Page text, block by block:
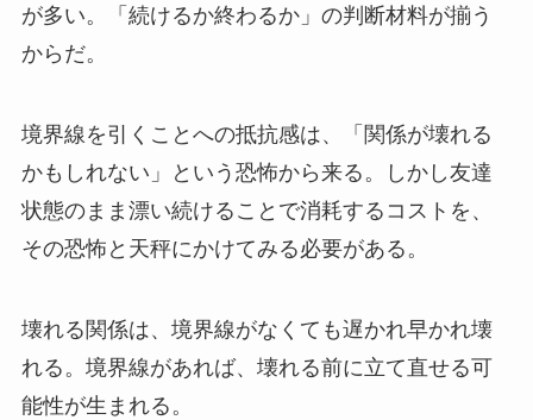
が多い。「続けるか終わるか」の判断材料が揃う
からだ。
境界線を引くことへの抵抗感は、「関係が壊れる
かもしれない」という恐怖から来る。しかし友達
状態のまま漂い続けることで消耗するコストを、
その恐怖と天秤にかけてみる必要がある。
壊れる関係は、境界線がなくても遅かれ早かれ壊
れる。境界線があれば、壊れる前に立て直せる可
能性が生まれる。